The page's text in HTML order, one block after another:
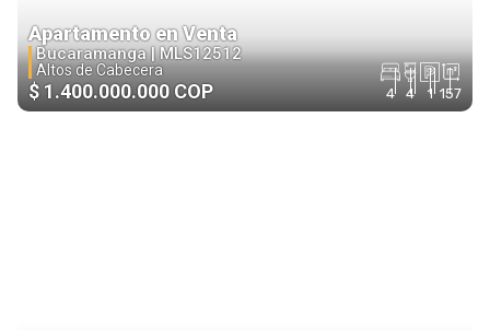
Apartamento en Venta
Bucaramanga |MLS12512
Altos de Cabecera
$ 1.400.000.000 COP 4 4 1 157